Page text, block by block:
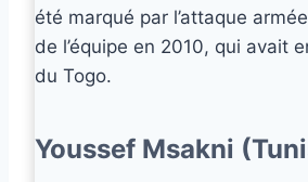
été marqué par l’attaque
de l’équipe en 2010, qui avait
du Togo.
Youssef Msakni